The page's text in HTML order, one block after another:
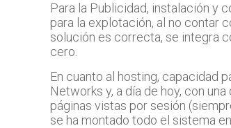
Para la Publicidad, instalación y
para la explotación, al no contar
solución es correcta, se integra
cero.
En cuanto al hosting, capacidad
Networks y, a día de hoy, con
páginas vistas por sesión
se ha montado todo el sistema